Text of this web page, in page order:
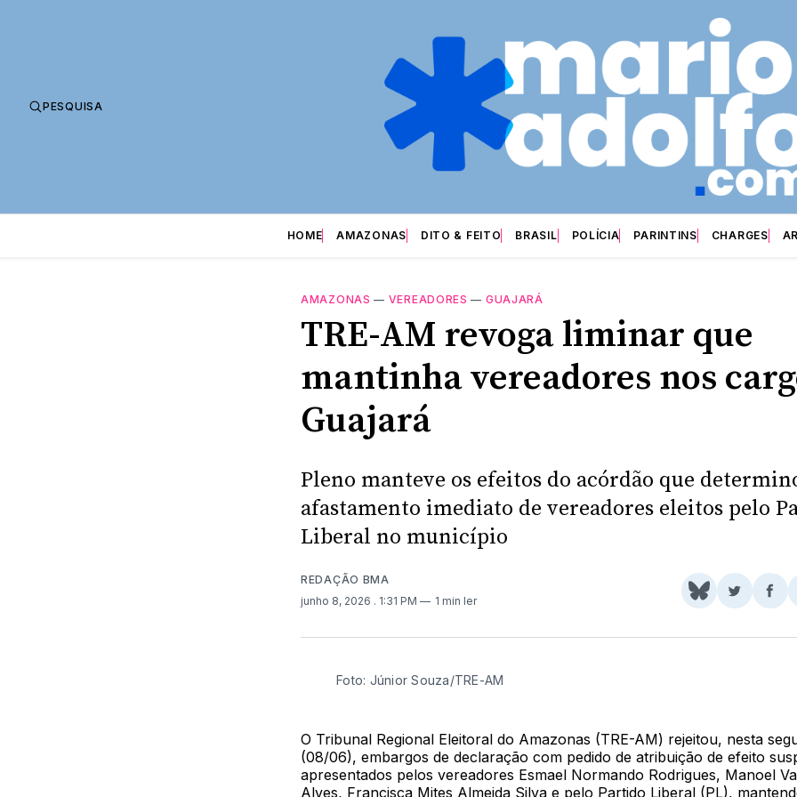
PESQUISA
HOME AMAZONAS DITO & FEITO BRASIL POLÍCIA PARINTINS CHARGES
AMAZONAS — VEREADORES — GUAJARÁ
TRE-AM revoga liminar que
mantinha vereadores nos
Guajará
Pleno manteve os efeitos do acórdão que
afastamento imediato de vereadores eleitos pelo
Liberal no município
REDAÇÃO BMA
junho 8, 2026 . 1:31 PM 1 min ler
Share
BlueSkyTwitter
Foto: Júnior Souza/TRE-AM
O Tribunal Regional Eleitoral do Amazonas (TRE-AM) rejeitou, nesta
(08/06), embargos de declaração com pedido de atribuição de efeito
apresentados pelos vereadores Esmael Normando Rodrigues, Manoel
Alves, Francisca Mites Almeida Silva e pelo Partido Liberal (PL),